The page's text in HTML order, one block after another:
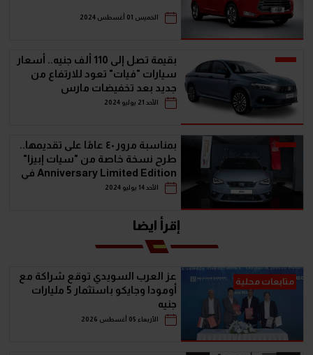
الخميس 01 أغسطس 2024
بقيمة تصل إلى 110 ألف جنيه.. أسعار
سيارات "فيات" تعود للارتفاع من
جديد بعد تخفيضات مارس
الأحد 21 يوليو 2024
بمناسبة مرور ٤٠ عامًا على تقديمها..
طرح نسخة خاصة من "سيات إبيزا"
Anniversary Limited Edition في
مصرالأحد 14 يوليو 2024
إقرأ ايضا
متابعات محلية
عز العرب السويدي توقع شراكة مع
أومودا وجايكو باستثمار 5 مليارات
جنيه
الأربعاء 05 أغسطس 2026